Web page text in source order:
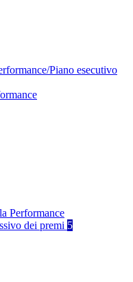
Piano esecutivo
Performance
dei premi 5